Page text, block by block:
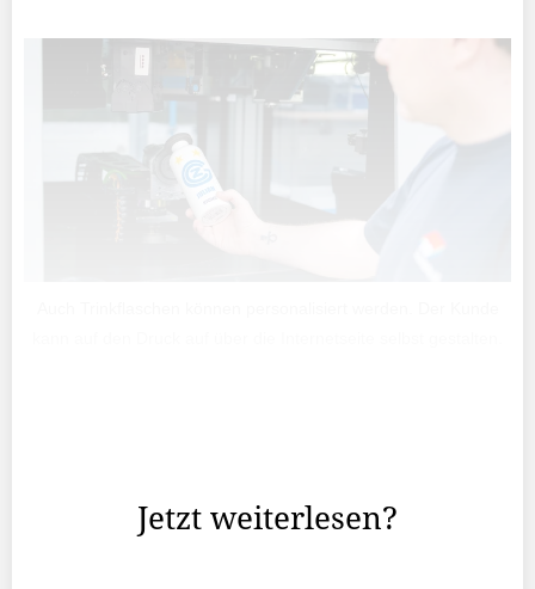
Jetzt weiterlesen?